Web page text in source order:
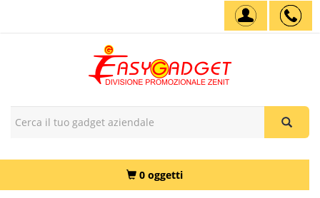
0 oggetti